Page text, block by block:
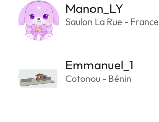
Manon_LY
Saulon La Rue - France
Emmanuel_1
Cotonou - Bénin